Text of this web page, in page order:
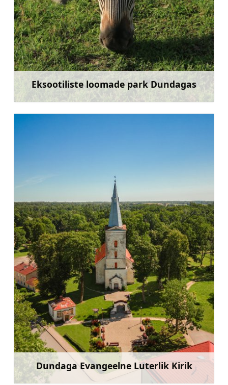
Eksootiliste loomade park Dundagas
Rohkem teavet
Dundaga Evangeelne Luterlik Kirik
Rohkem teavet